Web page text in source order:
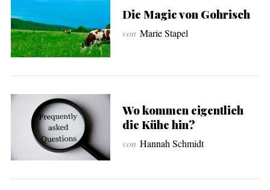
Die Magie von Gohrisch
von Marie Stapel
Wo kommen eigentlich
die Kühe hin?
von Hannah Schmidt